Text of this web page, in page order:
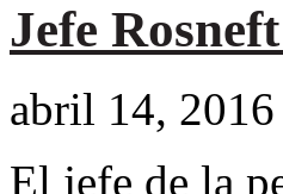
Jefe
abril 14,
El jefe de la